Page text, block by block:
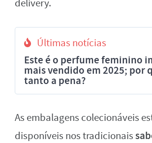
delivery.
Últimas notícias
Este é o perfume feminino
mais vendido em 2025; por
tanto a pena?
As embalagens colecionáveis
disponíveis nos tradicionais